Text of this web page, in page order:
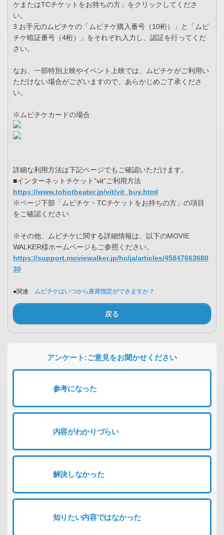
ケまたはTCチケットをお持ちの方」をクリックしてくださ
い。
3.お手元のムビチケの「ムビチケ購入番号（10桁）」と「ムビ
チケ暗証番号（4桁）」をそれぞれ入力し、認証を行ってくだ
さい。
なお、一部特別上映やイベント上映では、ムビチケがご利用い
ただけない場合がございますので、あらかじめご了承くださ
い。
※ムビチケカードの場合
詳細な利用方法は下記ページでもご確認いただけます。
■インターネットチケット“vit”ご利用方法
https://www.tohotheater.jp/vit/vit_buy.html
※ページ下部「ムビチケ・TCチケットをお持ちの方」の項目
をご確認ください
※その他、ムビチケに関する詳細情報は、以下のMOVIE
WALKER様ホームページもご参照ください。
https://support.moviewalker.jp/hc/ja/articles/45847663680
30
●関連 ムビチケはいつから座席指定ができますか？
戻る
アンケート:ご意見をお聞かせください
参考になった
内容がわかりづらい
解決しなかった
知りたい内容ではなかった